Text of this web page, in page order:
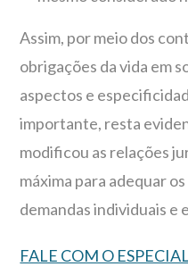
Assim, por meio dos
obrigações da vida em
aspectos e
importante, resta
modificou as relações
máxima para adequar
demandas individuais e
FALE COM O